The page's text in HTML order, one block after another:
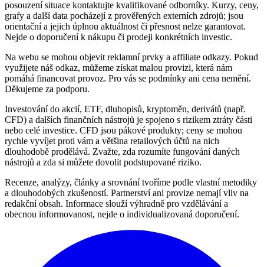
posouzení situace kontaktujte kvalifikované odborníky. Kurzy, ceny,
grafy a další data pocházejí z prověřených externích zdrojů; jsou
orientační a jejich úplnou aktuálnost či přesnost nelze garantovat.
Nejde o doporučení k nákupu či prodeji konkrétních investic.
Na webu se mohou objevit reklamní prvky a affiliate odkazy. Pokud
využijete náš odkaz, můžeme získat malou provizi, která nám
pomáhá financovat provoz. Pro vás se podmínky ani cena nemění.
Děkujeme za podporu.
Investování do akcií, ETF, dluhopisů, kryptoměn, derivátů (např.
CFD) a dalších finančních nástrojů je spojeno s rizikem ztráty části
nebo celé investice. CFD jsou pákové produkty; ceny se mohou
rychle vyvíjet proti vám a většina retailových účtů na nich
dlouhodobě prodělává. Zvažte, zda rozumíte fungování daných
nástrojů a zda si můžete dovolit podstupované riziko.
Recenze, analýzy, články a srovnání tvoříme podle vlastní metodiky
a dlouhodobých zkušeností. Partnerství ani provize nemají vliv na
redakční obsah. Informace slouží výhradně pro vzdělávání a
obecnou informovanost, nejde o individualizovaná doporučení.